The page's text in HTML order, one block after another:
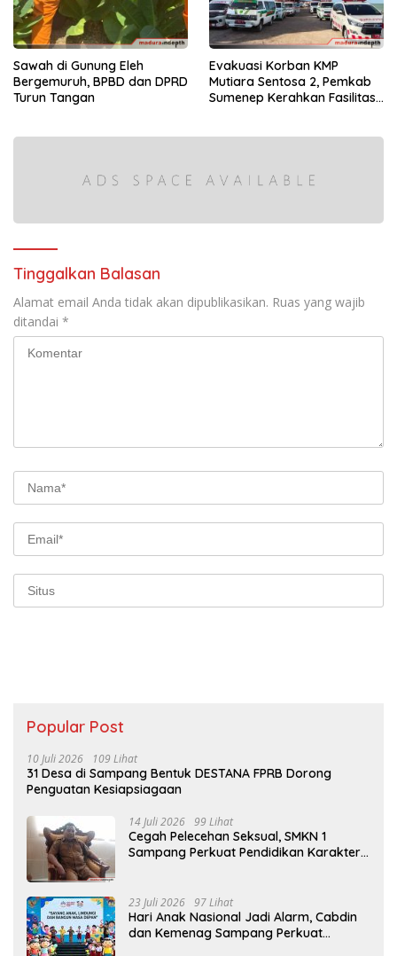
Sawah di Gunung Eleh
Bergemuruh, BPBD dan DPRD
Turun Tangan
Evakuasi Korban KMP
Mutiara Sentosa 2, Pemkab
Sumenep Kerahkan Fasilitas
Tinggalkan Balasan
Alamat email Anda tidak akan dipublikasikan. Ruas yang wajib
ditandai *
Popular Post
10 Juli 2026 109 Lihat
31 Desa di Sampang Bentuk DESTANA FPRB Dorong
Penguatan Kesiapsiagaan
14 Juli 2026 99 Lihat
Cegah Pelecehan Seksual, SMKN 1
Sampang Perkuat Pendidikan Karakter
23 Juli 2026 97 Lihat
Hari Anak Nasional Jadi Alarm, Cabdin
dan Kemenag Sampang Perkuat